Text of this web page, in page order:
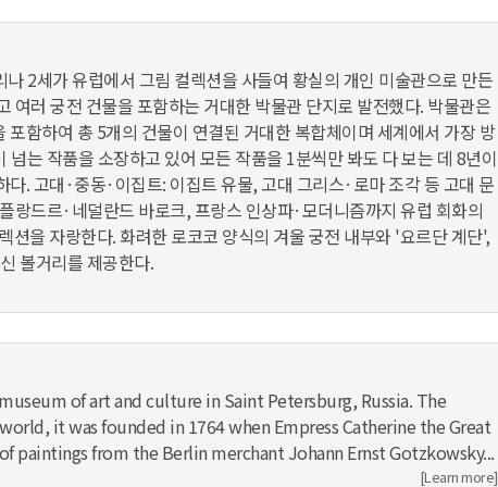
2세가 유럽에서 그림 컬렉션을 사들여 황실의 개인 미술관으로 만든
여러 궁전 건물을 포함하는 거대한 박물관 단지로 발전했다. 박물관은
포함하여 총 5개의 건물이 연결된 거대한 복합체이며 세계에서 가장 방
넘는 작품을 소장하고 있어 모든 작품을 1분씩만 봐도 다 보는 데 8년이
. 고대·중동·이집트: 이집트 유물, 고대 그리스·로마 조각 등 고대 문
랑드르·네덜란드 바로크, 프랑스 인상파·모더니즘까지 유럽 회화의
션을 자랑한다. 화려한 로코코 양식의 겨울 궁전 내부와 '요르단 계단',
볼거리를 제공한다.
of art and culture in Saint Petersburg, Russia. The
it was founded in 1764 when Empress Catherine the Great
paintings from the Berlin merchant Johann Ernst Gotzkowsky...
[Learn more]